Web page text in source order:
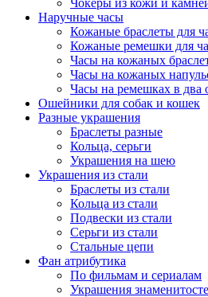
Чокеры из кожи и
Наручные часы
Кожаные браслеты для
Кожаные ремешки для
Часы на кожаных
Часы на кожаных
Часы на ремешках в два
Ошейники для собак и кошек
Разные украшения
Браслеты разные
Кольца, серьги
Украшения на шею
Украшения из стали
Браслеты из стали
Кольца из стали
Подвески из стали
Серьги из стали
Стальные цепи
Фан атрибутика
По фильмам и сериалам
Украшения